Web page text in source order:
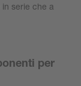
serie che a
per